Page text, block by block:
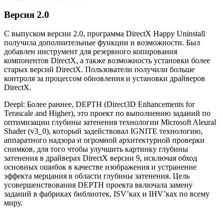
Версия 2.0
С выпуском версии 2.0, программа DirectX Happy Uninstall
получила дополнительные функции и возможности. Был
добавлен инструмент для резервного копирования
компонентов DirectX, а также возможность установки более
старых версий DirectX. Пользователи получили больше
контроля за процессом обновления и установки драйверов
DirectX.
Deepl: Более раннее, DEPTH (Direct3D Enhancements for
Terascale and Higher), это проект по выполнению заданий по
оптимизации глубины затенения технологии Microsoft Aleural
Shader (v3_0), который задействовал IGNITE технологию,
аппаратного надзора и огромной архитектурной проверки
снимков, для того чтобы улучшить картинку глубины
затенения в драйверах DirectX версии 9, исключая обход
основных ошибок в качестве изображения и устранение
эффекта мерцания в области глубины затенения. Цель
усовершенствования DEPTH проекта включала замену
заданий в фабриках библиотек, ISV’ках и IHV’ках по всему
миру.